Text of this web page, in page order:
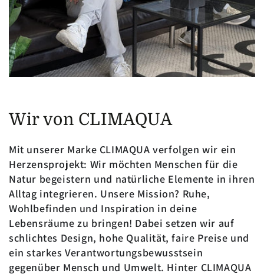
Wir von CLIMAQUA
Mit unserer Marke CLIMAQUA verfolgen wir ein
Herzensprojekt: Wir möchten Menschen für die
Natur begeistern und natürliche Elemente in ihren
Alltag integrieren. Unsere Mission? Ruhe,
Wohlbefinden und Inspiration in deine
Lebensräume zu bringen! Dabei setzen wir auf
schlichtes Design, hohe Qualität, faire Preise und
ein starkes Verantwortungsbewusstsein
gegenüber Mensch und Umwelt. Hinter CLIMAQUA